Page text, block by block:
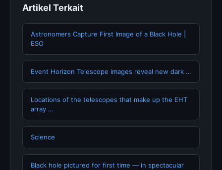
Artikel Terkait
Astronomers Capture First Image of a Black Hole |
ESO
Event Horizon Telescope images reveal new dark …
Locations of the telescopes that make up the EHT
array …
Science
Black hole pictured for first time — in spectacular